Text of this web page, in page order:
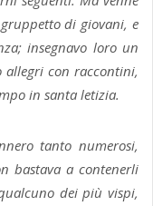
di giovani, e
insegnavo loro un
con raccontini,
in santa letizia.
tanto numerosi,
bastava a contenerli
dei più vispi,